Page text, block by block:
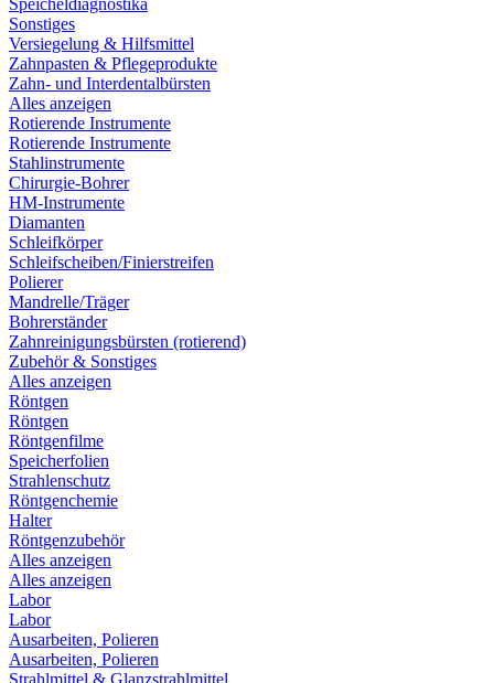
Speicheldiagnostika
Sonstiges
Versiegelung & Hilfsmittel
Zahnpasten & Pflegeprodukte
Zahn- und Interdentalbürsten
Alles anzeigen
Rotierende Instrumente
Rotierende Instrumente
Stahlinstrumente
Chirurgie-Bohrer
HM-Instrumente
Diamanten
Schleifkörper
Schleifscheiben/Finierstreifen
Polierer
Mandrelle/Träger
Bohrerständer
Zahnreinigungsbürsten (rotierend)
Zubehör & Sonstiges
Alles anzeigen
Röntgen
Röntgen
Röntgenfilme
Speicherfolien
Strahlenschutz
Röntgenchemie
Halter
Röntgenzubehör
Alles anzeigen
Alles anzeigen
Labor
Labor
Ausarbeiten, Polieren
Ausarbeiten, Polieren
Strahlmittel & Glanzstrahlmittel